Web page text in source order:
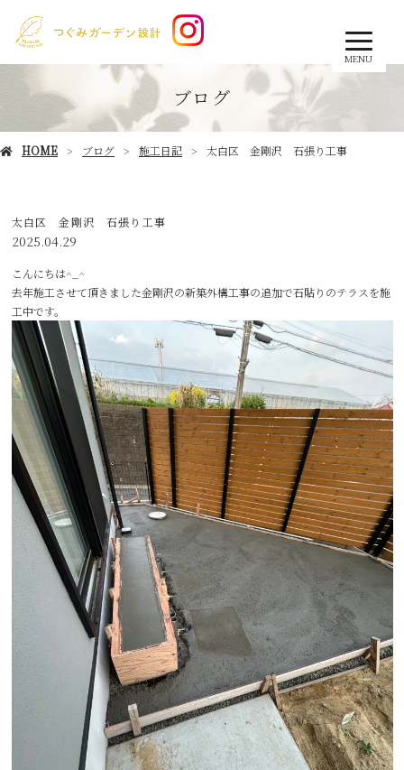
MENU
ブログ
HOME ブログ 施工日記 太白区 金剛沢 石張り工事
太白区 金剛沢 石張り工事
2025.04.29
こんにちは^_^
去年施工させて頂きました金剛沢の新築外構工事の追加で石貼りのテラスを施
工中です。